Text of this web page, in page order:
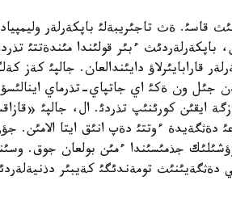
قاسئ. ةث تاجئريبةلئ باپكةرلةر
باپكةرلةردئث ءبئر قولئندا مئندةتتئ
قارابايئرلاؤ دايئندالعان. جالپئ كةز
جئل ون ةكئ اي جاتپاي-تذرماي
ايقئن كورئنئپ تذردئ. ال، جالپئ
دةثگةيدة ءوتتئ دةپ انئق ايتا الامئن.
جذمئسئندا ءمئن بولعان جوق.
دةثگةيئنئث تومةندئگئ كةيبئر